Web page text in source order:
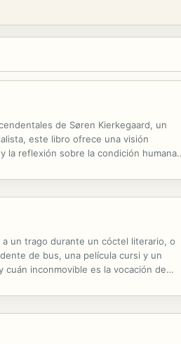
de Søren Kierkegaard, un
este libro ofrece una visión
la reflexión sobre la condición humana.
un trago durante un cóctel literario, o
de bus, una película cursi y un
inconmovible es la vocación de